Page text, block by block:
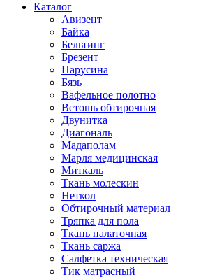
Каталог
Авизент
Байка
Бельтинг
Брезент
Парусина
Бязь
Вафельное полотно
Ветошь обтирочная
Двунитка
Диагональ
Мадаполам
Марля медицинская
Миткаль
Ткань молескин
Неткол
Обтирочный материал
Тряпка для пола
Ткань палаточная
Ткань саржа
Салфетка техническая
Тик матрасный